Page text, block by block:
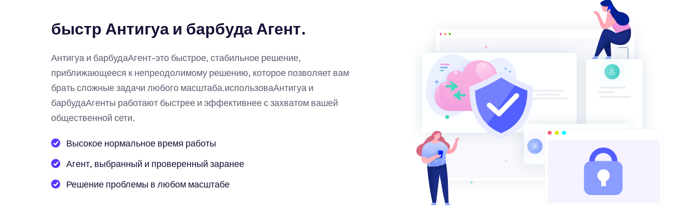
быстр Антигуа и барбуда Агент.
Антигуа и барбудаАгент-это быстрое, стабильное решение,
приближающееся к непреодолимому решению, которое позволяет вам
брать сложные задачи любого масштаба.использоваАнтигуа и
барбудаАгенты работают быстрее и эффективнее с захватом вашей
общественной сети.
Высокое нормальное время работы
Агент, выбранный и проверенный заранее
Решение проблемы в любом масштабе